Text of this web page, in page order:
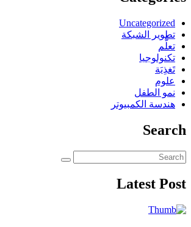
Uncategorized
تطوير الشبكة
تعلُّم
تكنولوجيا
تَغذِيَة
علوم
نمو الطفل
هندسة الكمبيوتر
Search
Latest Post